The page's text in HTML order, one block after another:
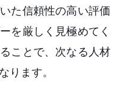
た信頼性の高い評価
を厳しく見極めてく
ことで、次なる人材
ります。